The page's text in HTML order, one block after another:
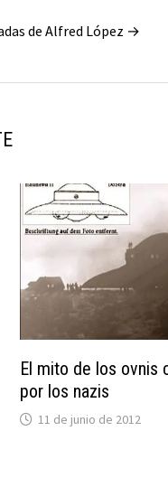
de Alfred López →
El mito de los ovnis
por los nazis
11 de junio de 2012